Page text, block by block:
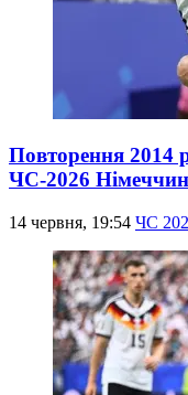
Повторення 2014
ЧС-2026
14 червня, 19:54 ЧС